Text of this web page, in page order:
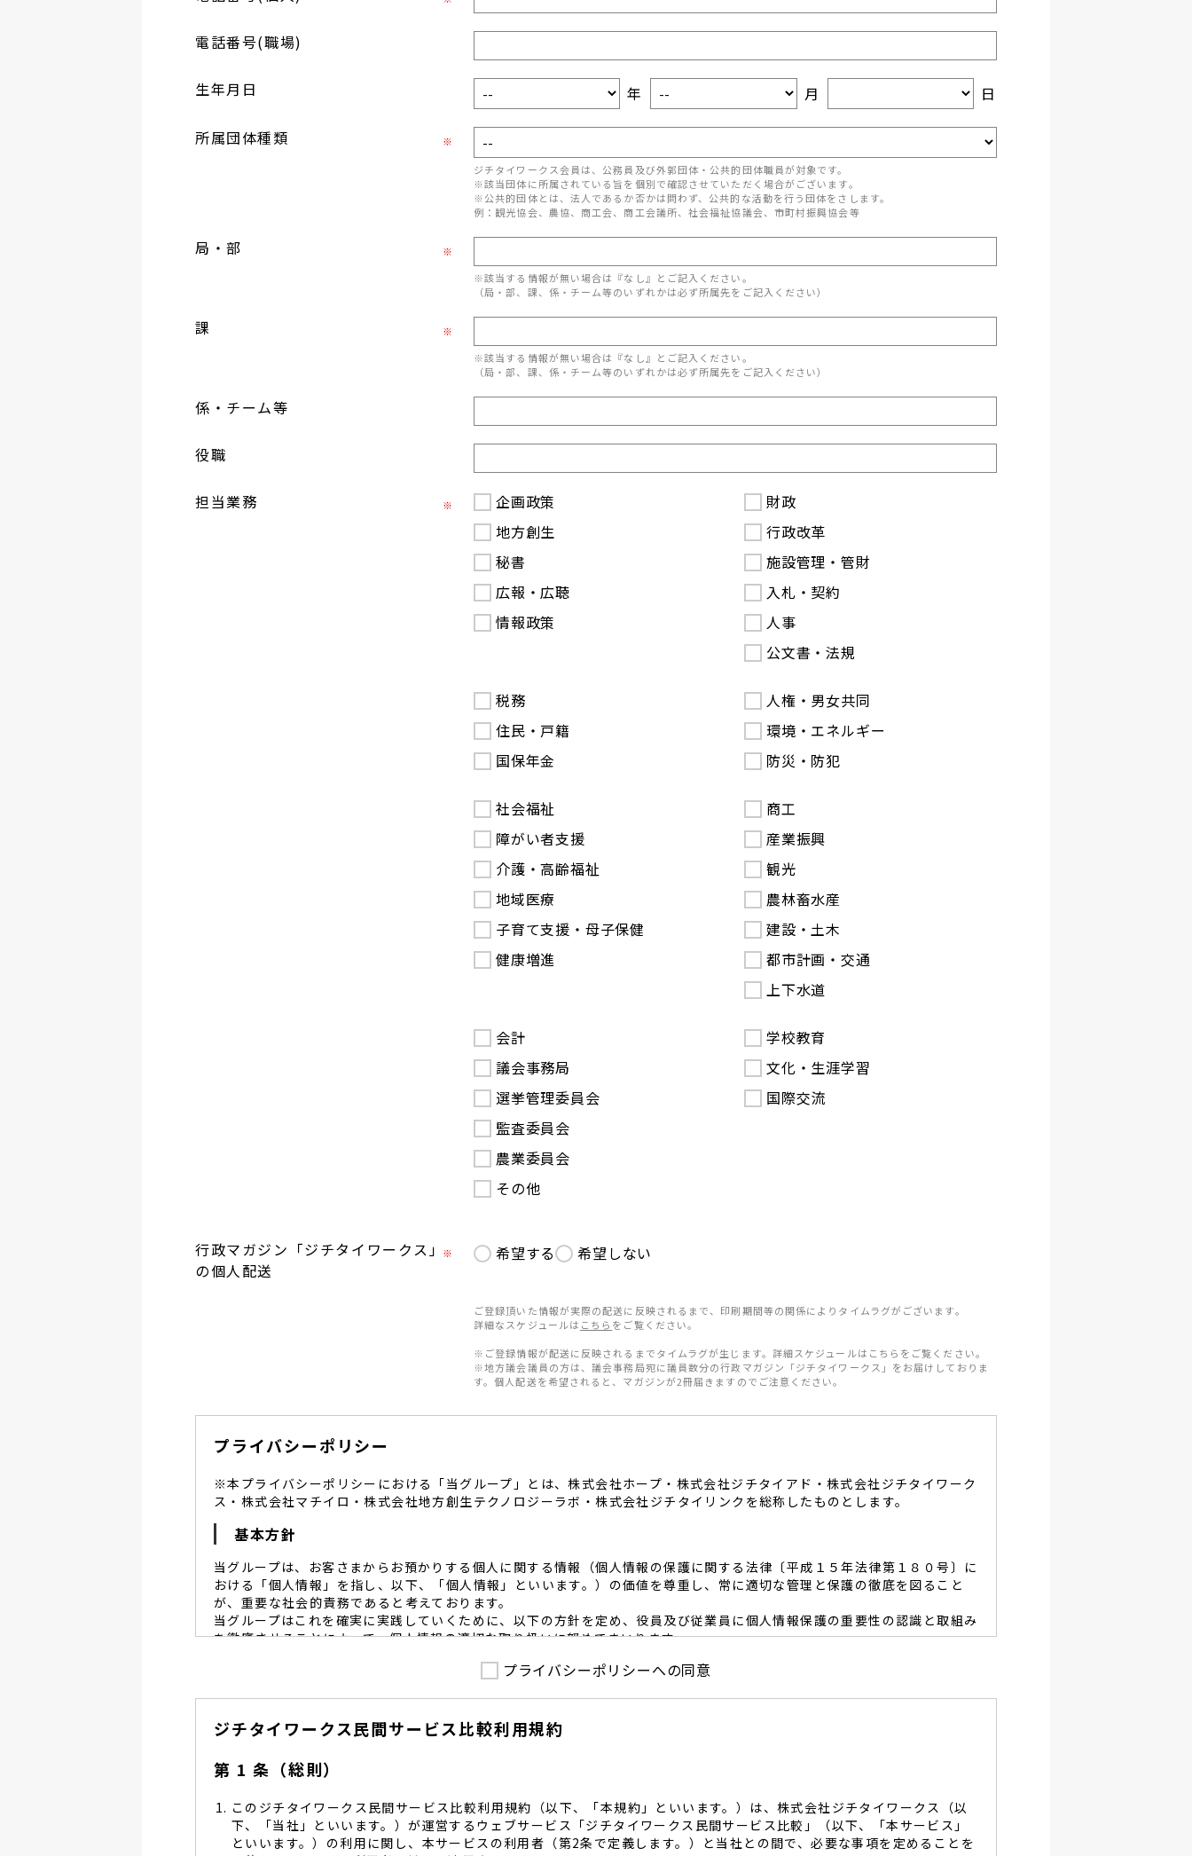
電話番号(職場)
生年月日 年 月 日
所属団体種類
※
ジチタイワークス会員は、公務員及び外郭団体・公共的団体職員が対象です。
※該当団体に所属されている旨を個別で確認させていただく場合がございます。
※公共的団体とは、法人であるか否かは問わず、公共的な活動を行う団体をさします。
例：観光協会、農協、商工会、商工会議所、社会福祉協議会、市町村振興協会等
局・部
※
※該当する情報が無い場合は『なし』とご記入ください。
（局・部、課、係・チーム等のいずれかは必ず所属先をご記入ください）
課
※
※該当する情報が無い場合は『なし』とご記入ください。
（局・部、課、係・チーム等のいずれかは必ず所属先をご記入ください）
係・チーム等
役職
担当業務 ※
企画政策
地方創生
秘書
広報・広聴
情報政策
財政
行政改革
施設管理・管財
入札・契約
人事
公文書・法規
税務
住民・戸籍
国保年金
人権・男女共同
環境・エネルギー
防災・防犯
社会福祉
障がい者支援
介護・高齢福祉
地域医療
子育て支援・母子保健
健康増進
商工
産業振興
観光
農林畜水産
建設・土木
都市計画・交通
上下水道
会計
議会事務局
選挙管理委員会
監査委員会
農業委員会
その他
学校教育
文化・生涯学習
国際交流
行政マガジン「ジチタイワークス」
の個人配送
※ 希望する 希望しない
ご登録頂いた情報が実際の配送に反映されるまで、印刷期間等の関係によりタイムラグがございます。
詳細なスケジュールは こちら をご覧ください。
※ご登録情報が配送に反映されるまでタイムラグが生じます。詳細スケジュールはこちらをご覧ください。
※地方議会議員の方は、議会事務局宛に議員数分の行政マガジン「ジチタイワークス」をお届けしておりま
す。個人配送を希望されると、マガジンが2冊届きますのでご注意ください。
プライバシーポリシー
※本プライバシーポリシーにおける「当グループ」とは、株式会社ホープ・株式会社ジチタイアド・株式会社ジチタイワーク
ス・株式会社マチイロ・株式会社地方創生テクノロジーラボ・株式会社ジチタイリンクを総称したものとします。
基本方針
当グループは、お客さまからお預かりする個人に関する情報（個人情報の保護に関する法律〔平成１５年法律第１８０号〕に
おける「個人情報」を指し、以下、「個人情報」といいます。）の価値を尊重し、常に適切な管理と保護の徹底を図ること
が、重要な社会的責務であると考えております。
当グループはこれを確実に実践していくために、以下の方針を定め、役員及び従業員に個人情報保護の重要性の認識と取組み
を徹底させることによって、個人情報の適切な取り扱いに努めてまいります。
当グループは、個人情報保護に係る法令その他の規範を遵守するとともに、本ポリシーの内容を適宜見直し、その改善と
個人情報保護に努めます。
し、同意を得た必要な範囲内で適切な取得、利用目的の範囲内で利用を致します。
管理を求め、委託先を監督致します。
当グループは、お預かりする個人情報を正確かつ安全に保つとともに、不正アクセス・紛失・破壊・改竄・漏洩等に対す
る予防並びに是正の為、社内規程を整備し、必要かつ適切な措置を講じます。
当グループは、個人情報保護に関する社内のマネジメントシステムを定め、組織体制を整備し、役員及び従業員に徹底致
します。
プライバシーポリシーへの同意
ジチタイワークス民間サービス比較利用規約
第 1 条（総則）
このジチタイワークス民間サービス比較利用規約（以下、「本規約」といいます。）は、株式会社ジチタイワークス（以
下、「当社」といいます。）が運営するウェブサービス「ジチタイワークス民間サービス比較」（以下、「本サービス」
といいます。）の利用に関し、本サービスの利用者（第2条で定義します。）と当社との間で、必要な事項を定めることを